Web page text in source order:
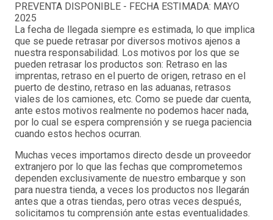
PREVENTA DISPONIBLE - FECHA ESTIMADA: MAYO
2025
La fecha de llegada siempre es estimada, lo que implica
que se puede retrasar por diversos motivos ajenos a
nuestra responsabilidad. Los motivos por los que se
pueden retrasar los productos son: Retraso en las
imprentas, retraso en el puerto de origen, retraso en el
puerto de destino, retraso en las aduanas, retrasos
viales de los camiones, etc. Como se puede dar cuenta,
ante estos motivos realmente no podemos hacer nada,
por lo cual se espera comprensión y se ruega paciencia
cuando estos hechos ocurran.
Muchas veces importamos directo desde un proveedor
extranjero por lo que las fechas que comprometemos
dependen exclusivamente de nuestro embarque y son
para nuestra tienda, a veces los productos nos llegarán
antes que a otras tiendas, pero otras veces después,
solicitamos tu comprensión ante estas eventualidades.